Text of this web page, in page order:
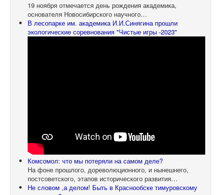
19 ноября отмечается день рождения академика,
основателя Новосибирского научного…
В лесопарке им. академика И.И.Синягина прошли
экологические соревнования "Чистые игры -2023"
Комсомол: что мы потеряли на самом деле?
На фоне прошлого, дореволюционного, и нынешнего,
постсоветского, этапов исторического развития…
Не словом ,а делом! Быть в Краснообске тимуровскому